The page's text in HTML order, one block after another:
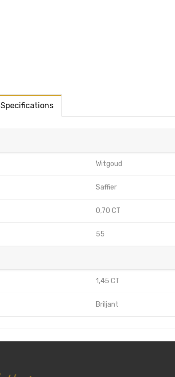
Specifications
Witgoud
Saffier
0,70 CT
55
1,45 CT
Briljant